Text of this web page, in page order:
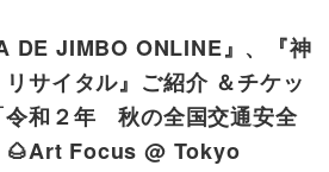
DE JIMBO ONLINE』、『神
サイタル』ご紹介 ＆チケッ
令和２年 秋の全国交通安全
🌰Art Focus @ Tokyo